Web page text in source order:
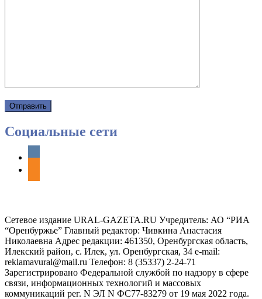
Социальные сети
vkontakte
Сетевое издание URAL-GAZETA.RU Учредитель: АО “РИА
“Оренбуржье” Главный редактор: Чивкина Анастасия
Николаевна Адрес редакции: 461350, Оренбургская область,
Илекский район, с. Илек, ул. Оренбургская, 34 e-mail:
reklamavural@mail.ru Телефон: 8 (35337) 2-24-71
Зарегистрировано Федеральной службой по надзору в сфере
связи, информационных технологий и массовых
коммуникаций рег. N ЭЛ N ФС77-83279 от 19 мая 2022 года.